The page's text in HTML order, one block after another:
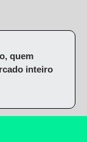
quem
inteiro